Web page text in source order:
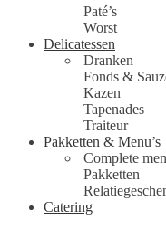
Paté’s
Worst
Delicatessen
Dranken
Fonds &
Kazen
Tapenades
Traiteur
Pakketten & Menu’s
Complete
Pakketten
Catering